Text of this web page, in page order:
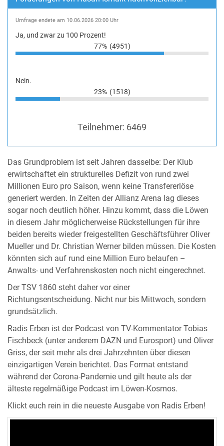
Umfrage endete am 10.06.2026 20:00 Uhr
Ja, und zwar zu 100 Prozent!
77% (4951)
Nein.
23% (1518)
Teilnehmer: 6469
Das Grundproblem ist seit Jahren dasselbe: Der Klub
erwirtschaftet ein strukturelles Defizit von rund zwei
Millionen Euro pro Saison, wenn keine Transfererlöse
generiert werden. In Zeiten der Allianz Arena lag dieses
sogar noch deutlich höher. Hinzu kommt, dass die Löwen
in diesem Jahr möglicherweise Rückstellungen für ihre
beiden bereits wieder freigestellten Geschäftsführer Oliver
Mueller und Dr. Christian Werner bilden müssen. Die Kosten
könnten sich auf rund eine Million Euro belaufen –
Anwalts- und Verfahrenskosten noch nicht eingerechnet.
Der TSV 1860 steht daher vor einer
Richtungsentscheidung. Nicht nur bis Mittwoch, sondern
grundsätzlich.
Radis Erben ist der Podcast von TV-Kommentator Tobias
Fischbeck (unter anderem DAZN und Eurosport) und Oliver
Griss, der seit mehr als drei Jahrzehnten über diesen
einzigartigen Verein berichtet. Das Format entstand
während der Corona-Pandemie und gilt heute als der
älteste regelmäßige Podcast im Löwen-Kosmos.
Klickt euch rein in die neueste Ausgabe von Radis Erben!